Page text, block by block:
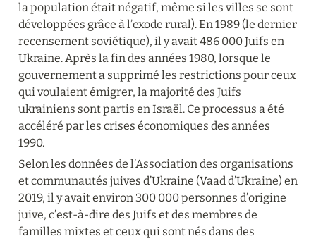
la population était négatif, même si les villes se sont
développées grâce à l’exode rural). En 1989 (le dernier
recensement soviétique), il y avait 486 000 Juifs en
Ukraine. Après la fin des années 1980, lorsque le
gouvernement a supprimé les restrictions pour ceux
qui voulaient émigrer, la majorité des Juifs
ukrainiens sont partis en Israël. Ce processus a été
accéléré par les crises économiques des années
1990.
Selon les données de l’Association des organisations
et communautés juives d’Ukraine (Vaad d’Ukraine) en
2019, il y avait environ 300 000 personnes d’origine
juive, c’est-à-dire des Juifs et des membres de
familles mixtes et ceux qui sont nés dans des